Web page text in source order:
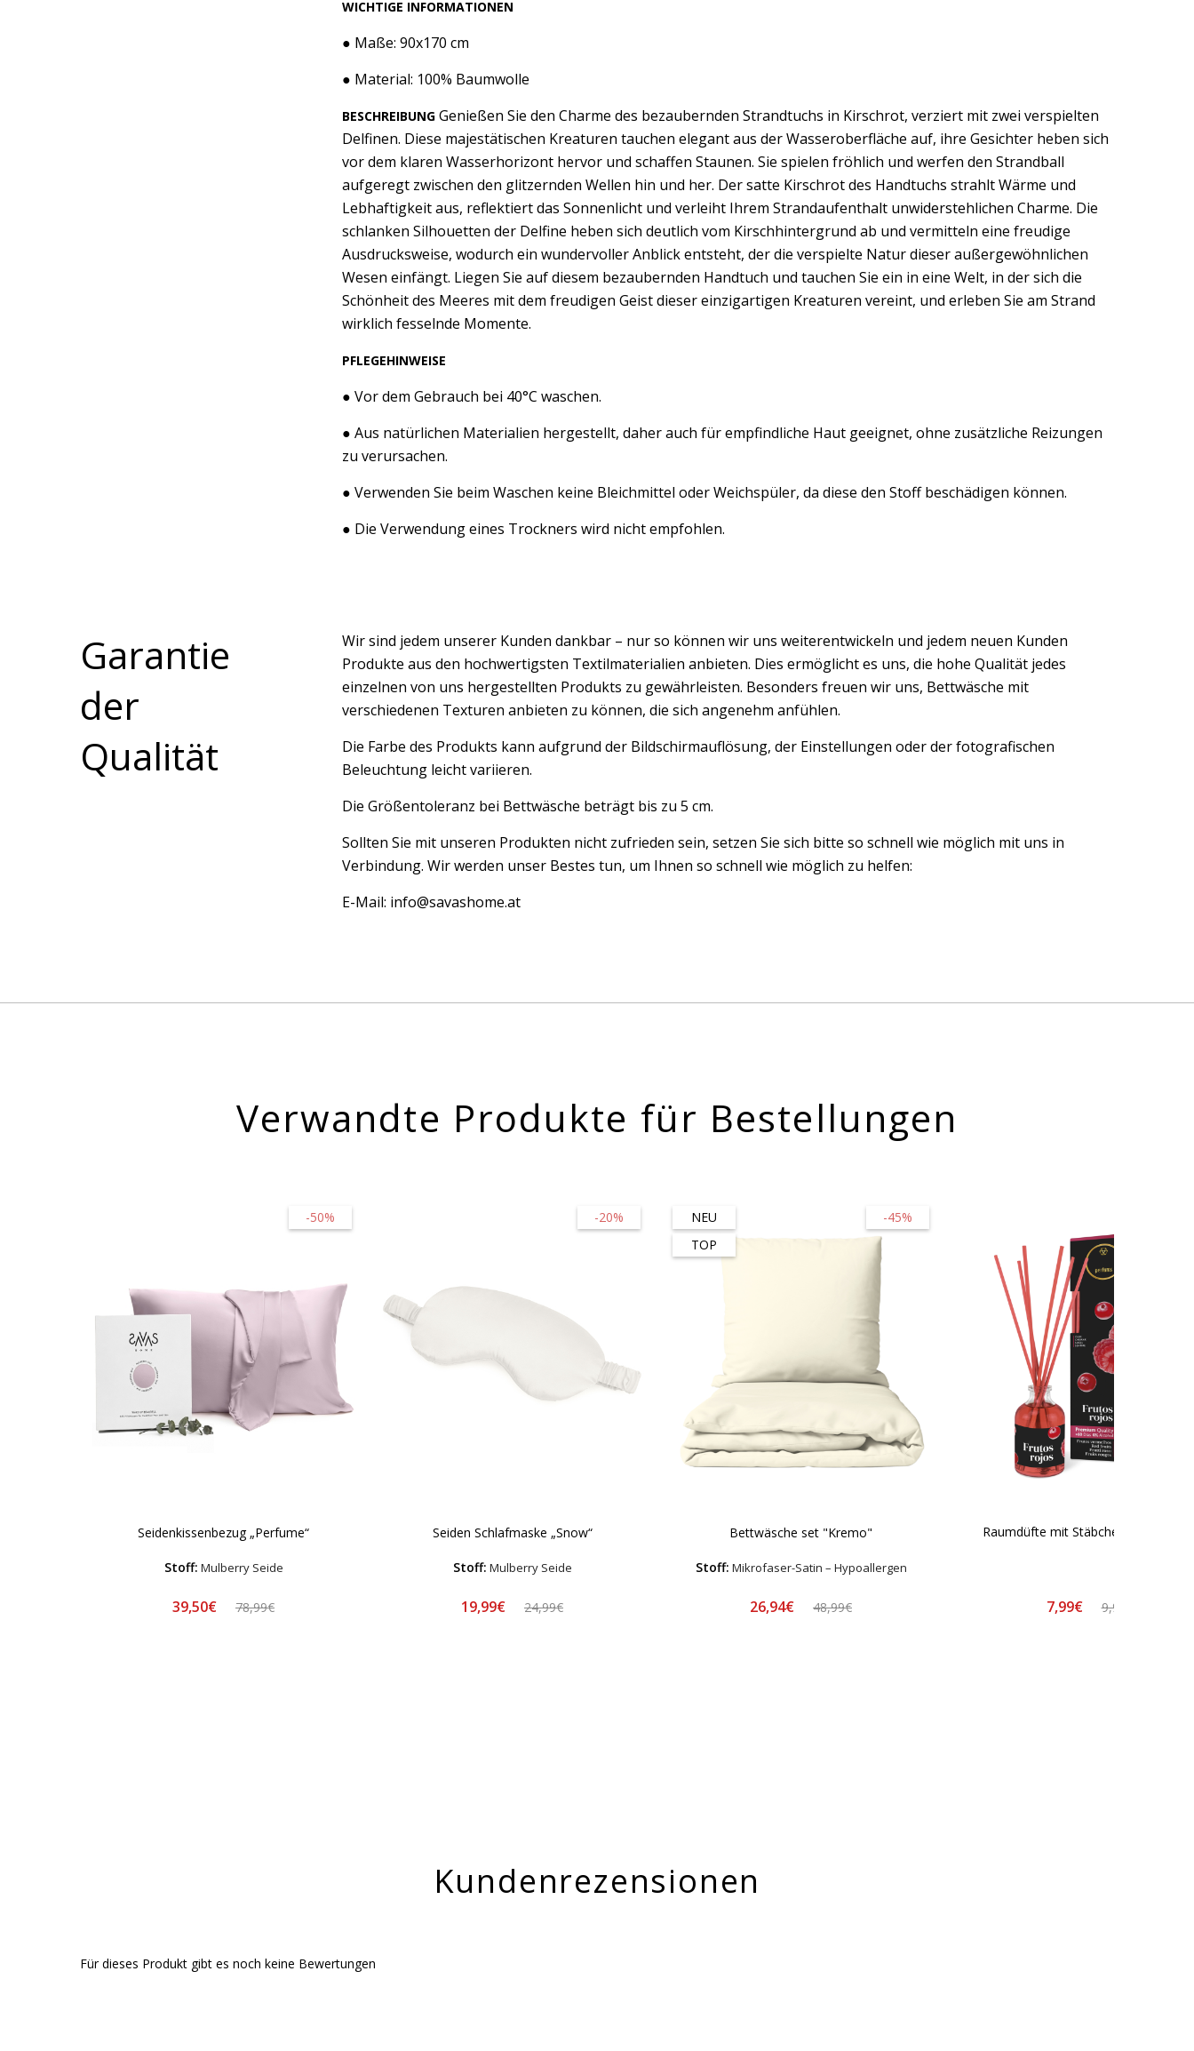
WICHTIGE INFORMATIONEN
● Maße: 90x170 cm
● Material: 100% Baumwolle
BESCHREIBUNG Genießen Sie den Charme des bezaubernden Strandtuchs in Kirschrot, verziert mit zwei verspielten
Delfinen. Diese majestätischen Kreaturen tauchen elegant aus der Wasseroberfläche auf, ihre Gesichter heben sich
vor dem klaren Wasserhorizont hervor und schaffen Staunen. Sie spielen fröhlich und werfen den Strandball
aufgeregt zwischen den glitzernden Wellen hin und her. Der satte Kirschrot des Handtuchs strahlt Wärme und
Lebhaftigkeit aus, reflektiert das Sonnenlicht und verleiht Ihrem Strandaufenthalt unwiderstehlichen Charme. Die
schlanken Silhouetten der Delfine heben sich deutlich vom Kirschhintergrund ab und vermitteln eine freudige
Ausdrucksweise, wodurch ein wundervoller Anblick entsteht, der die verspielte Natur dieser außergewöhnlichen
Wesen einfängt. Liegen Sie auf diesem bezaubernden Handtuch und tauchen Sie ein in eine Welt, in der sich die
Schönheit des Meeres mit dem freudigen Geist dieser einzigartigen Kreaturen vereint, und erleben Sie am Strand
wirklich fesselnde Momente.
PFLEGEHINWEISE
● Vor dem Gebrauch bei 40°C waschen.
● Aus natürlichen Materialien hergestellt, daher auch für empfindliche Haut geeignet, ohne zusätzliche Reizungen
zu verursachen.
● Verwenden Sie beim Waschen keine Bleichmittel oder Weichspüler, da diese den Stoff beschädigen können.
● Die Verwendung eines Trockners wird nicht empfohlen.
Garantie
der
Qualität
Wir sind jedem unserer Kunden dankbar – nur so können wir uns weiterentwickeln und jedem neuen Kunden
Produkte aus den hochwertigsten Textilmaterialien anbieten. Dies ermöglicht es uns, die hohe Qualität jedes
einzelnen von uns hergestellten Produkts zu gewährleisten. Besonders freuen wir uns, Bettwäsche mit
verschiedenen Texturen anbieten zu können, die sich angenehm anfühlen.
Die Farbe des Produkts kann aufgrund der Bildschirmauflösung, der Einstellungen oder der fotografischen
Beleuchtung leicht variieren.
Die Größentoleranz bei Bettwäsche beträgt bis zu 5 cm.
Sollten Sie mit unseren Produkten nicht zufrieden sein, setzen Sie sich bitte so schnell wie möglich mit uns in
Verbindung. Wir werden unser Bestes tun, um Ihnen so schnell wie möglich zu helfen:
E-Mail: info@savashome.at
Verwandte Produkte für Bestellungen
-50%
Seidenkissenbezug „Perfume“
Stoff: Mulberry Seide
39,50€ 78,99€
-20%
Seiden Schlafmaske „Snow“
Stoff: Mulberry Seide
19,99€ 24,99€
-45%
NEU
TOP
Bettwäsche set "Kremo"
Stoff: Mikrofaser-Satin – Hypoallergen
26,94€ 48,99€
Raumdüfte mit Stäbchen
7,99€ 9,99€
Kundenrezensionen
Für dieses Produkt gibt es noch keine Bewertungen